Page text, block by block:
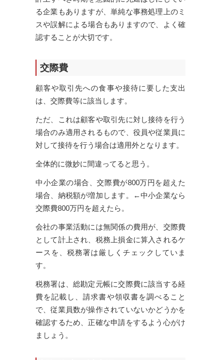
る企業もありますが、単純な事務処理上のミ
スや誤解による場合もありますので、よく確
認することが大切です。
交際費
顧客や取引先への食事や接待に要した支出
は、交際費等に該当します。
ただ、これは顧客や取引先に対し接待を行う
場合のみ適用されるもので、役員や従業員に
対して接待を行う場合は適用外となります。
全体的に微妙に間違ってると思う。
中小企業の場合、交際費が800万円を超えた
場合、納税額が増加します。←中小企業なら
交際費800万円を超えたら。
会社の事業活動には無関係の費用が、交際費
として計上され、税務上損金に算入されるケ
ースを、税務署は厳しくチェックしていま
す。
税務署は、総勘定元帳に交際費に該当する経
費を記載し、請求書や領収書を調べること
で、従業員数が操作されていないかどうかを
確認するため、正確な申請をするよう心がけ
ましょう。